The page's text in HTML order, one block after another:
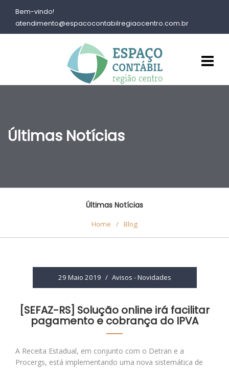
Bem-vindo!
atendimento@espacocontabilregiaocentro.com.br
Últimas Notícias
Últimas Notícias
Home / Blog
29 Maio 2019 / Avisos -Novidades
[SEFAZ-RS] Solução online irá facilitar
pagamento e cobrança do IPVA
A Receita Estadual, em conjunto com o Detran e a
Procergs, está implementando uma nova sistemática de